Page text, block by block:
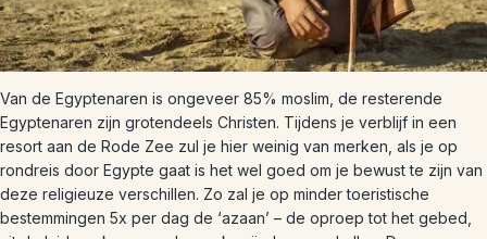
Van de Egyptenaren is ongeveer 85% moslim, de resterende
Egyptenaren zijn grotendeels Christen. Tijdens je verblijf in een
resort aan de Rode Zee zul je hier weinig van merken, als je op
rondreis door Egypte gaat is het wel goed om je bewust te zijn van
deze religieuze verschillen. Zo zal je op minder toeristische
bestemmingen 5x per dag de ‘azaan’ – de oproep tot het gebed,